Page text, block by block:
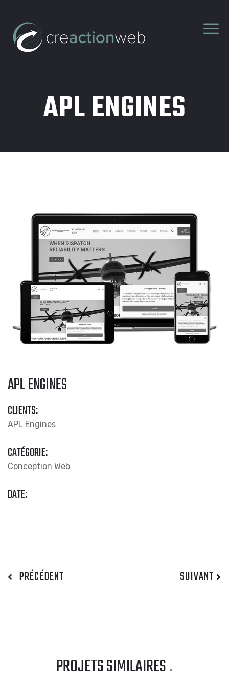
APL ENGINES
APL ENGINES
CLIENTS:
APL Engines
CATÉGORIE:
Conception Web
DATE:
PRÉCÉDENT SUIVANT
PROJETS SIMILAIRES.